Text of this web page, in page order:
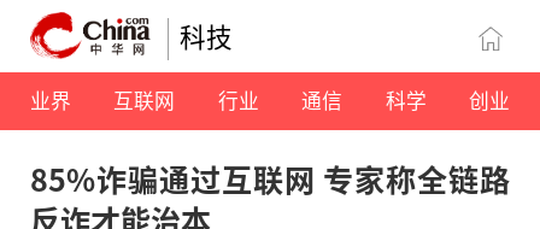
科技
业界 互联网 行业 通信 科学 创业
85%诈骗通过互联网 专家称全链路
反诈才能治本